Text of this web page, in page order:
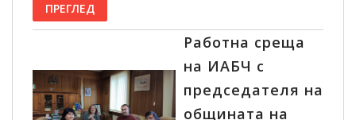
ПРЕГЛЕД
Работна среща
на ИАБЧ с
председателя на
общината на